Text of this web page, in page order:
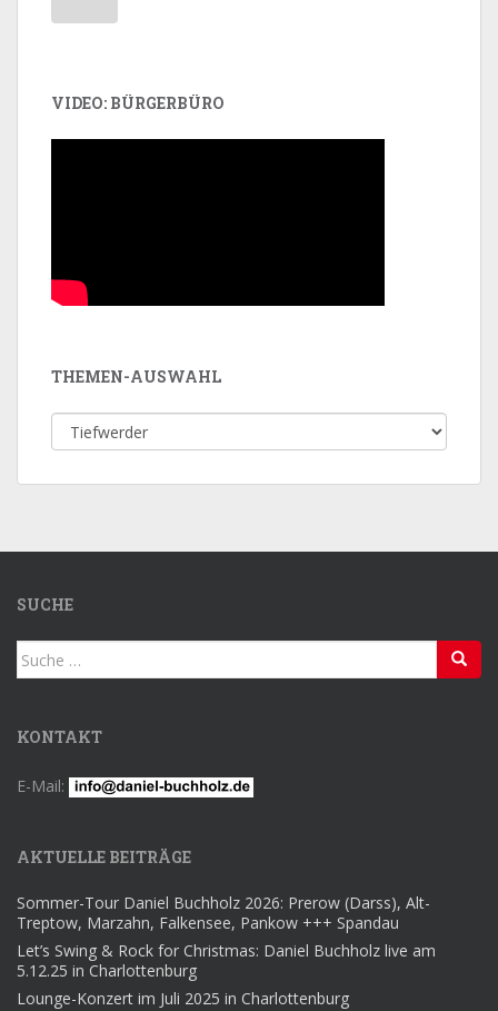
VIDEO: BÜRGERBÜRO
THEMEN-AUSWAHL
Themen-
Auswahl
SUCHE
Suche
nach:
KONTAKT
E-Mail:
AKTUELLE BEITRÄGE
Sommer-Tour Daniel Buchholz 2026: Prerow (Darss), Alt-
Treptow, Marzahn, Falkensee, Pankow +++ Spandau
Let’s Swing & Rock for Christmas: Daniel Buchholz live am
5.12.25 in Charlottenburg
Lounge-Konzert im Juli 2025 in Charlottenburg